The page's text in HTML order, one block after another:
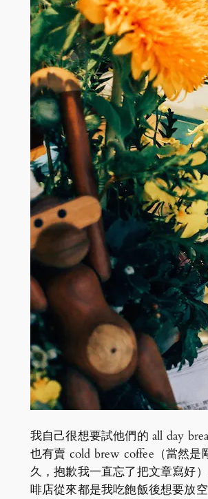
我自己很想要試他們的 all day
也有賣 cold brew coffee（當然是
久，抱歉我一直忘了把文章寫好
啡店從來都是我吃飽飯後想要放